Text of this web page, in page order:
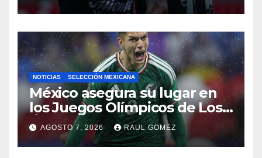
NOTICIAS SELECCIÓN MEXICANA
México asegura su lugar en
los Juegos Olímpicos de Los
Ángeles 2028
AGOSTO 7, 2026 RAUL GOMEZ